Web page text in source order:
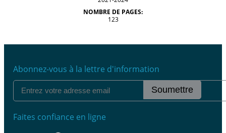
NOMBRE DE PAGES:
123
Abonnez-vous à la lettre d'information
Soumettre
Faites confiance en ligne